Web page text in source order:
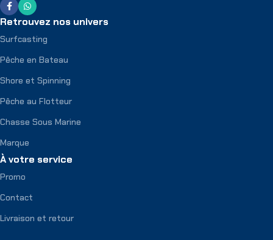
Retrouvez nos univers
Surfcasting
Pêche en Bateau
Shore et Spinning
Pêche au Flotteur
Chasse Sous Marine
Marque
À votre service
Promo
Contact
Livraison et retour